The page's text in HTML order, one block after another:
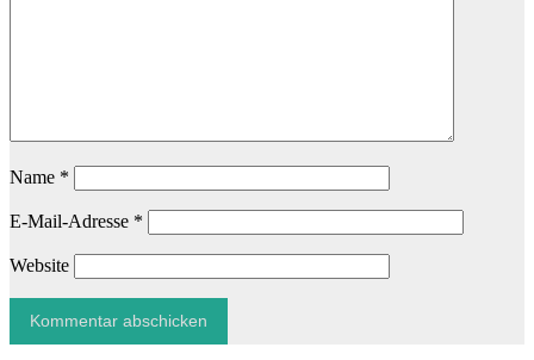
Name *
E-Mail-Adresse *
Website